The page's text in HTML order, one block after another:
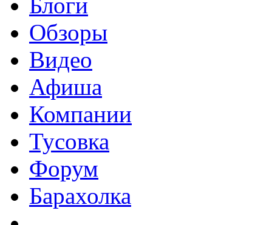
Обзоры
Видео
Афиша
Компании
Тусовка
Форум
Барахолка